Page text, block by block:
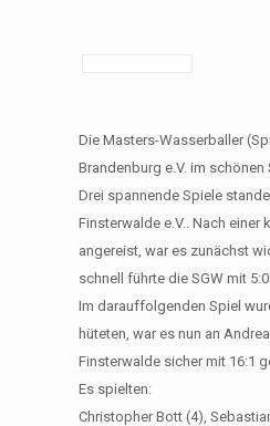
Die Masters-Wasserballer
Brandenburg e.V. im
Drei spannende Spiele
Finsterwalde e.V.. Nach einer
angereist, war es zunächst
schnell führte die SGW mit
Im darauffolgenden Spiel
hüteten, war es nun an
Finsterwalde sicher mit 16:1
Es spielten:
Christopher Bott (4),